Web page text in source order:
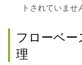
トされていませ
フローベ
理